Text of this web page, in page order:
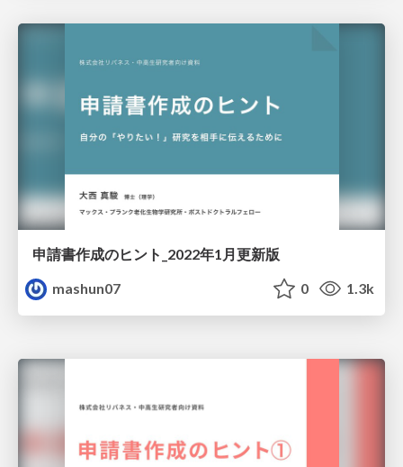
申請書作成のヒント_2022年1月更新版
mashun07
0 1.3k